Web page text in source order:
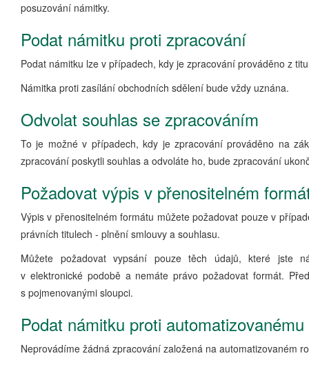
posuzování námitky.
Podat námitku proti zpracování
Podat námitku lze v případech, kdy je zpracování prováděno z
Námitka proti zasílání obchodních sdělení bude vždy uznána.
Odvolat souhlas se zpracováním
To je možné v případech, kdy je zpracování prováděno na
zpracování poskytli souhlas a odvoláte ho, bude zpracování
Požadovat výpis v přenositelném
Výpis v přenositelném formátu můžete požadovat pouze v
právních titulech - plnění smlouvy a souhlasu.
Můžete požadovat vypsání pouze těch údajů, které jste
v elektronické podobě a nemáte právo požadovat formát.
s pojmenovanými sloupci.
Podat námitku proti
Neprovádíme žádná zpracování založená na automatizovaném